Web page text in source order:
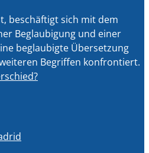
beschäftigt sich mit dem
Beglaubigung und einer
beglaubigte Übersetzung
Begriffen konfrontiert.